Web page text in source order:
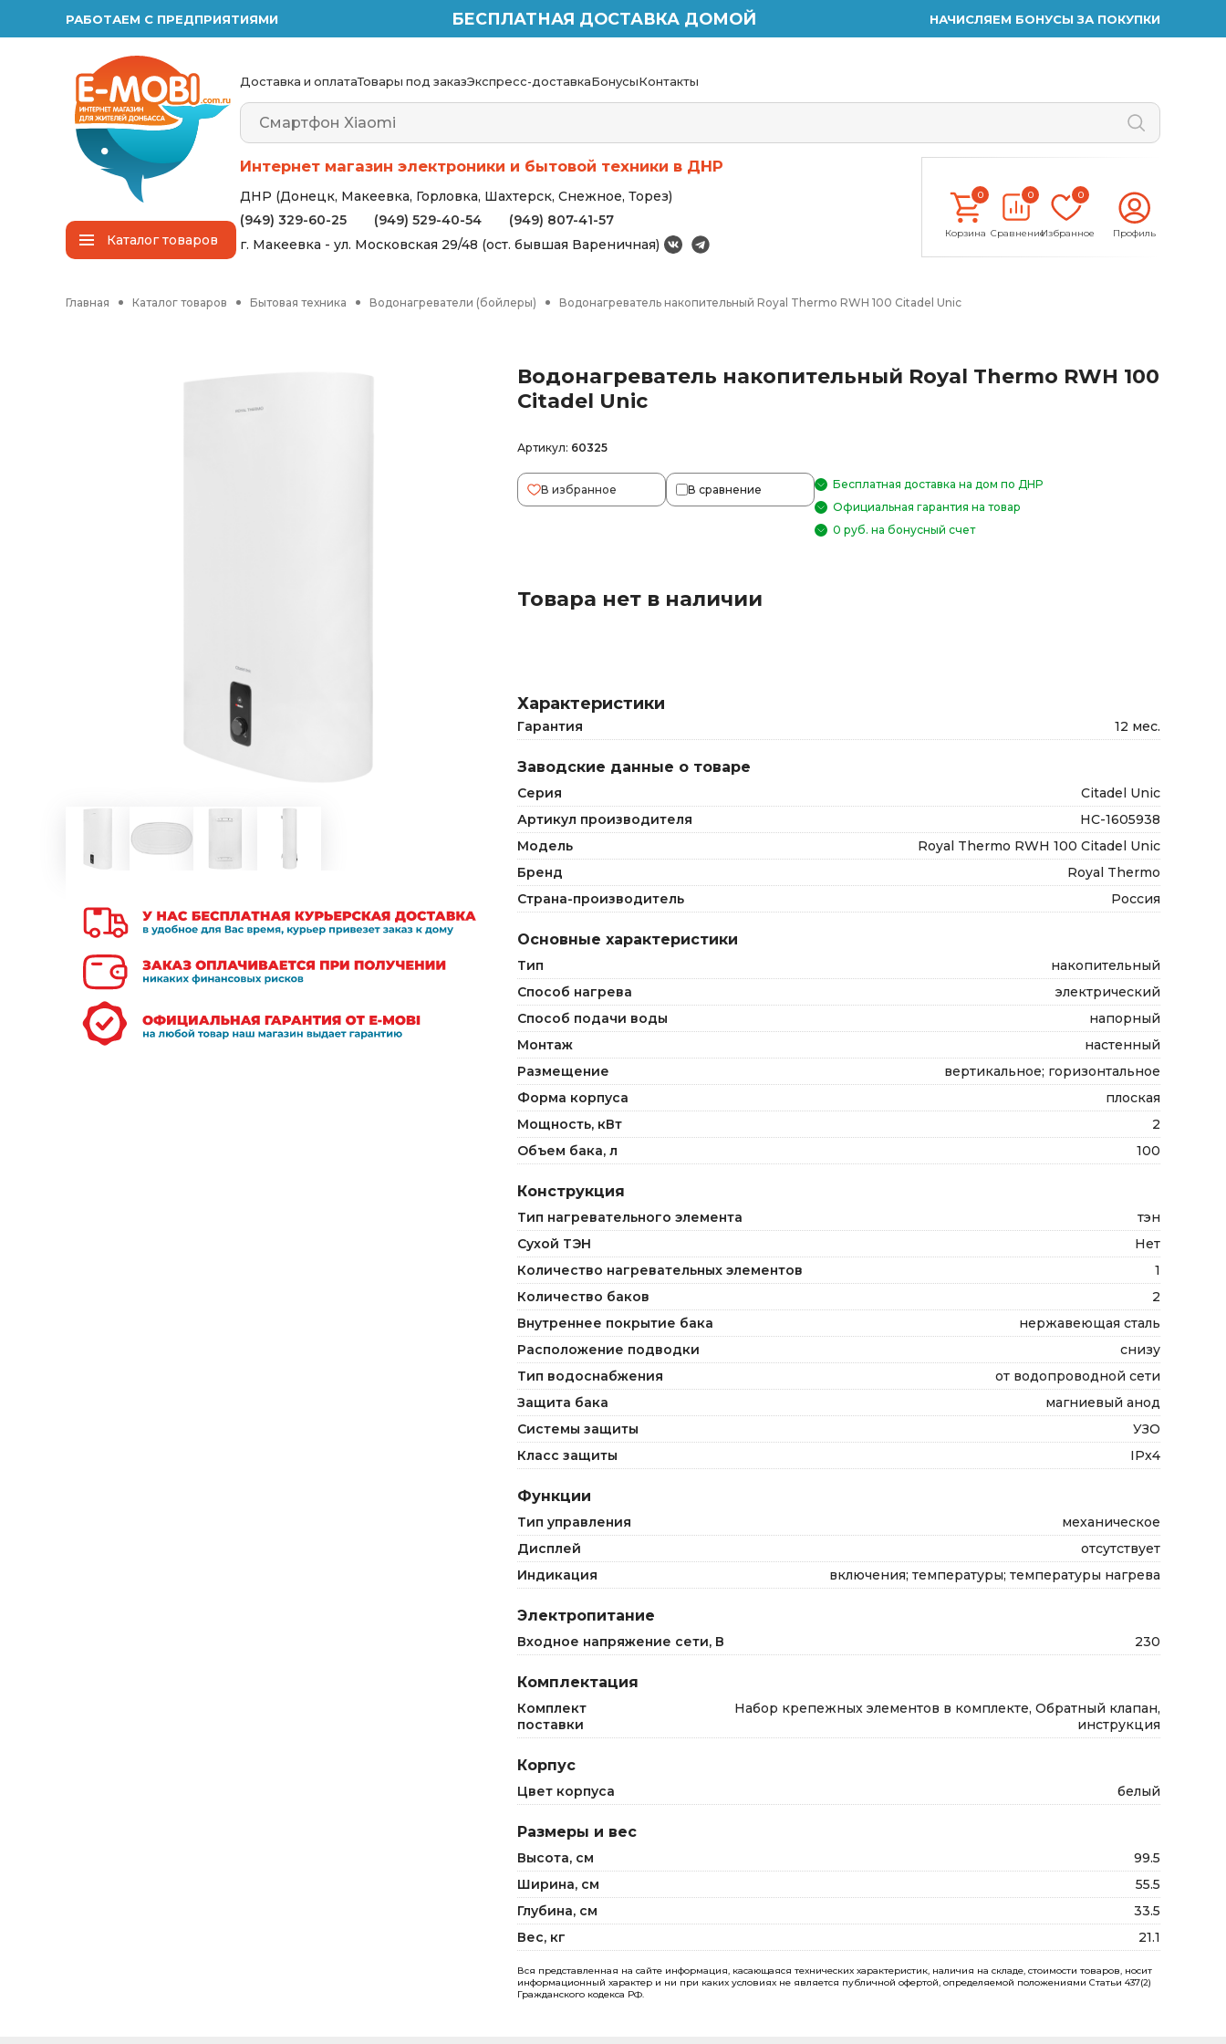
РАБОТАЕМ С ПРЕДПРИЯТИЯМИ БЕСПЛАТНАЯ ДОСТАВКА ДОМОЙ НАЧИСЛЯЕМ БОНУСЫ ЗА ПОКУПКИ
Каталогтоваров
Доставка и оплатаТовары под заказЭкспресс-доставкаБонусыКонтакты
Интернет магазин электроники и бытовой техники в ДНР
ДНР (Донецк, Макеевка, Горловка, Шахтерск, Снежное, Торез)
(949) 329-60-25
(949) 529-40-54
(949) 807-41-57
г. Макеевка - ул. Московская 29/48 (ост. бывшая Вареничная)
0
Корзина
0
Сравнение
0
Избранное Профиль
Главная Каталог товаров Бытовая техника Водонагреватели (бойлеры) Водонагреватель накопительный Royal Thermo RWH 100 Citadel Unic
Водонагреватель накопительный Royal Thermo RWH 100
Citadel Unic
Артикул: 60325
В избранное В сравнение
Бесплатная доставка на дом по ДНР
Официальная гарантия на товар
0 руб. на бонусный счет
Товара нет в наличии
Характеристики
Гарантия 12 мес.
Заводские данные о товаре
Серия
Citadel Unic
Артикул производителя
НС-1605938
Модель
Royal Thermo RWH 100 Citadel Unic
Бренд
Royal Thermo
Страна-производитель
Россия
Основные характеристики
Тип
накопительный
Способ нагрева
электрический
Способ подачи воды
напорный
Монтаж
настенный
Размещение
вертикальное; горизонтальное
Форма корпуса
плоская
Мощность, кВт
2
Объем бака, л
100
Конструкция
Тип нагревательного элемента
тэн
Сухой ТЭН
Нет
Количество нагревательных элементов
1
Количество баков
2
Внутреннее покрытие бака
нержавеющая сталь
Расположение подводки
снизу
Тип водоснабжения
от водопроводной сети
Защита бака
магниевый анод
Системы защиты
УЗО
Класс защиты
IPx4
Функции
Тип управления
механическое
Дисплей
отсутствует
Индикация
включения; температуры; температуры нагрева
Электропитание
Входное напряжение сети, В 230
Комплектация
Комплект
поставки
Набор крепежных элементов в комплекте, Обратный клапан,
инструкция
Корпус
Цвет корпуса белый
Размеры и вес
Высота, см
99.5
Ширина, см
55.5
Глубина, см
33.5
Вес, кг
21.1
Вся представленная на сайте информация, касающаяся технических характеристик, наличия на складе, стоимости товаров, носит
информационный характер и ни при каких условиях не является публичной офертой, определяемой положениями Статьи 437(2)
Гражданского кодекса РФ.